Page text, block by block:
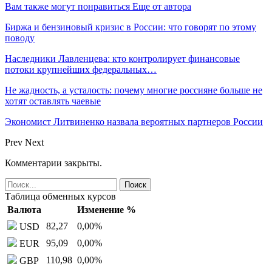
Вам также могут понравиться Еще от автора
Биржа и бензиновый кризис в России: что говорят по этому
поводу
Наследники Лавленцева: кто контролирует финансовые
потоки крупнейших федеральных…
Не жадность, а усталость: почему многие россияне больше не
хотят оставлять чаевые
Экономист Литвиненко назвала вероятных партнеров России
Prev Next
Комментарии закрыты.
Таблица обменных курсов
Валюта
Изменение %
USD
82,27 0,00%
EUR
95,09 0,00%
GBP
110,98 0,00%